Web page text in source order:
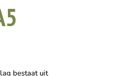
bestaat uit